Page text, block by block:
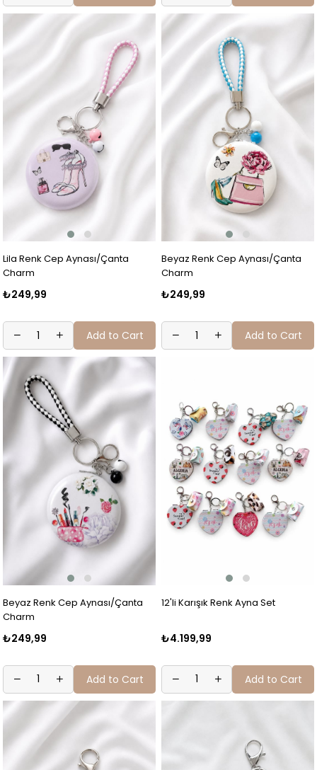
Lila Renk Cep Aynası/Çanta
Charm
₺249,99
Add to Cart
Beyaz Renk Cep Aynası/Çanta
Charm
₺249,99
Add to Cart
Beyaz Renk Cep Aynası/Çanta
Charm
₺249,99
Add to Cart
12'li Karışık Renk Ayna Set
₺4.199,99
Add to Cart